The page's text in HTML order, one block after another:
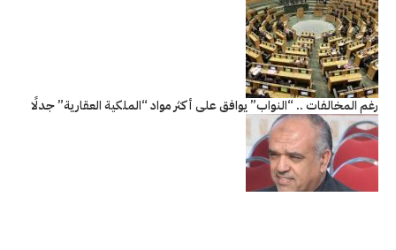
رغم المخالفات .. “النواب” يوافق على أكثر مواد “الملكية العقارية” جدلًا